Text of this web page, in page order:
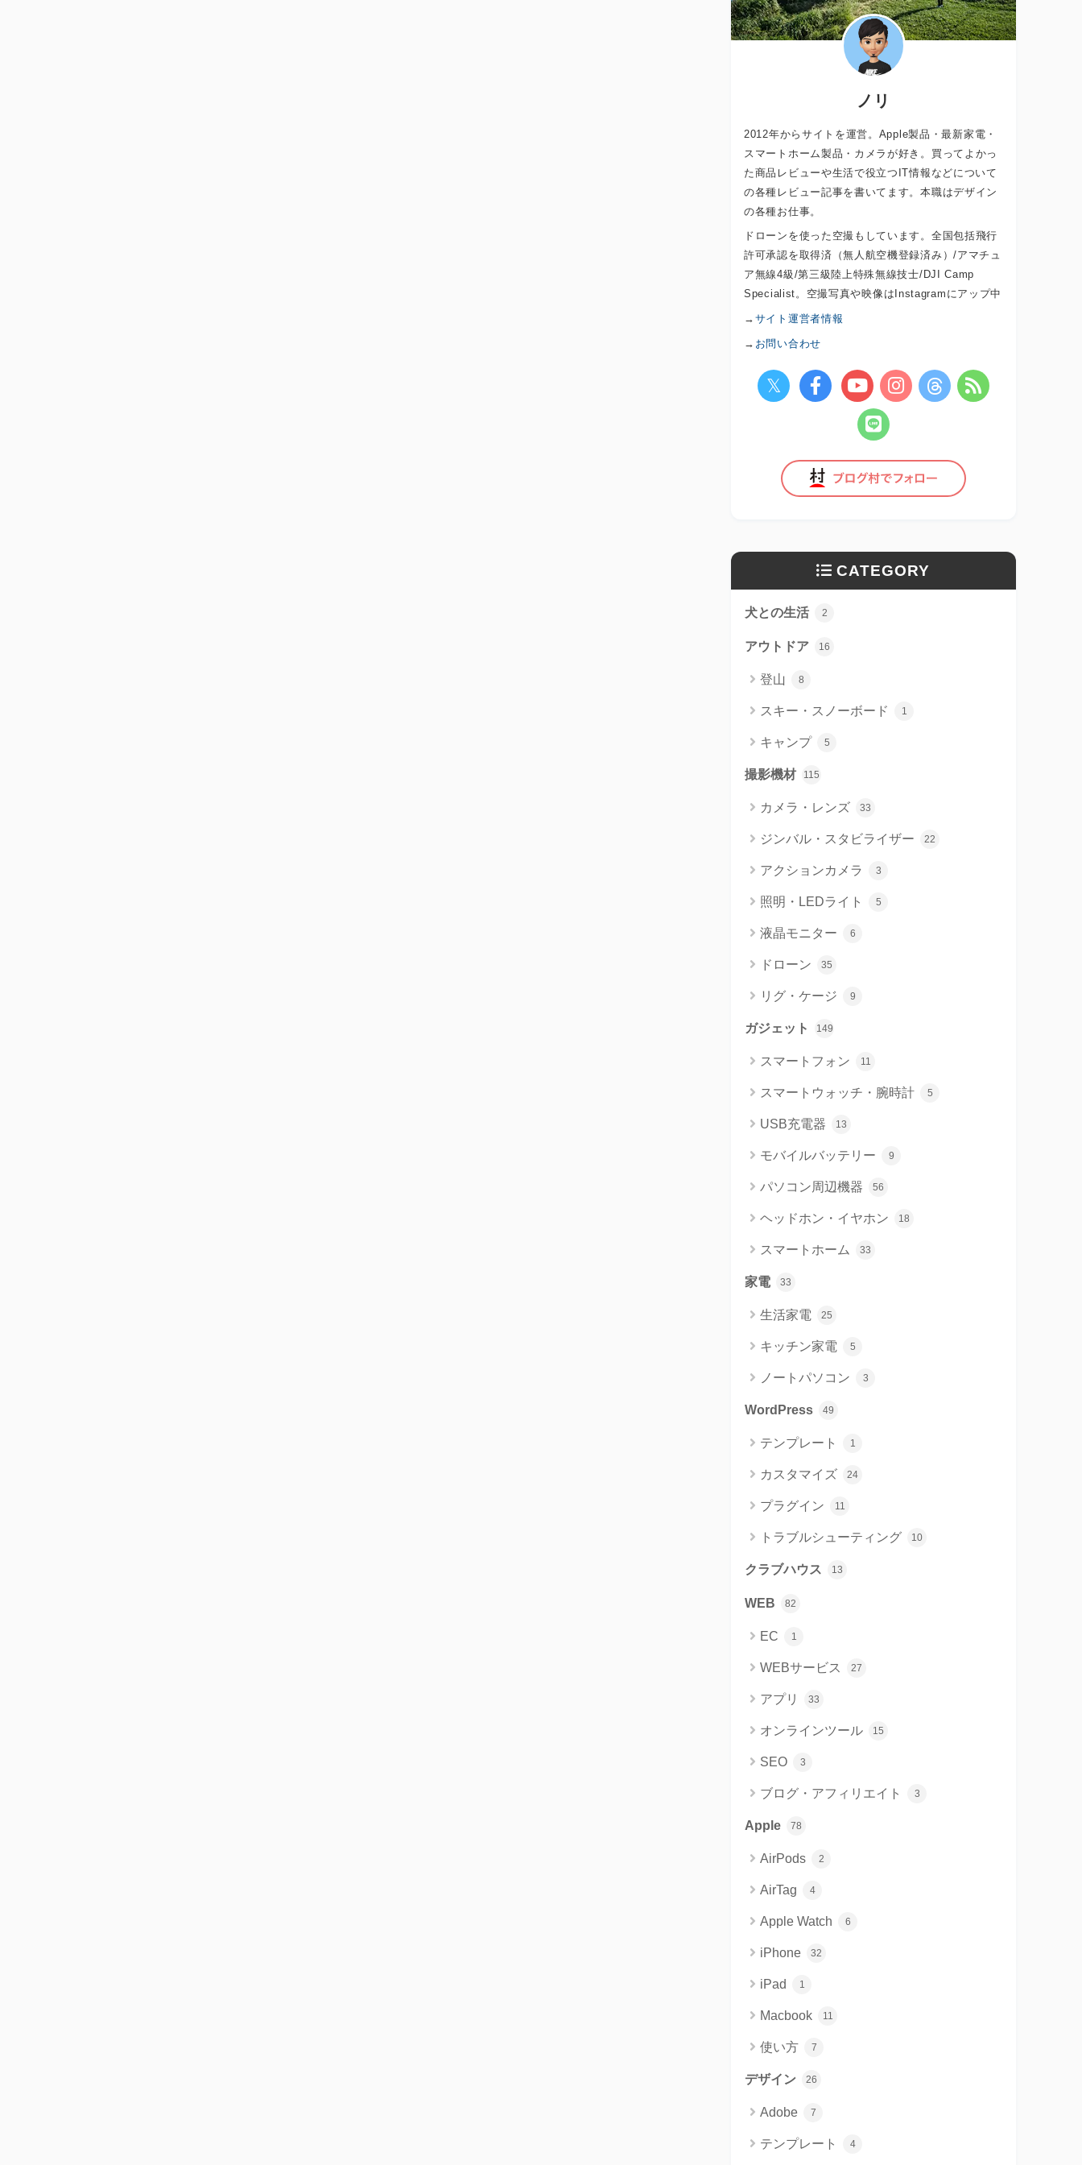
ノリ
2012年からサイトを運営。Apple製品・最新家電・
スマートホーム製品・カメラが好き。買ってよかっ
た商品レビューや生活で役立つIT情報などについて
の各種レビュー記事を書いてます。本職はデザイン
の各種お仕事。
ドローンを使った空撮もしています。全国包括飛行
許可承認を取得済（無人航空機登録済み）/アマチュ
ア無線4級/第三級陸上特殊無線技士/DJI Camp
Specialist。空撮写真や映像はInstagramにアップ中
→ サイト運営者情報
→ お問い合わせ
CATEGORY
犬との生活 2
アウトドア 16
登山 8
スキー・スノーボード 1
キャンプ 5
撮影機材 115
カメラ・レンズ 33
ジンバル・スタビライザー 22
アクションカメラ 3
照明・LEDライト 5
液晶モニター 6
ドローン 35
リグ・ケージ 9
ガジェット 149
スマートフォン 11
スマートウォッチ・腕時計 5
USB充電器 13
モバイルバッテリー 9
パソコン周辺機器 56
ヘッドホン・イヤホン 18
スマートホーム 33
家電 33
生活家電 25
キッチン家電 5
ノートパソコン 3
WordPress 49
テンプレート 1
カスタマイズ 24
プラグイン 11
トラブルシューティング 10
クラブハウス 13
WEB 82
EC 1
WEBサービス 27
アプリ 33
オンラインツール 15
SEO 3
ブログ・アフィリエイト 3
Apple 78
AirPods 2
AirTag 4
Apple Watch 6
iPhone 32
iPad 1
Macbook 11
使い方 7
デザイン 26
Adobe 7
テンプレート 4